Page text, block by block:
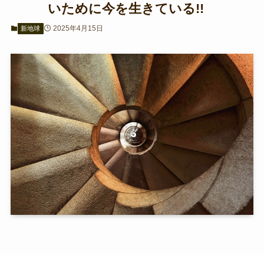
いために今を生きている!!
新地球 2025年4月15日